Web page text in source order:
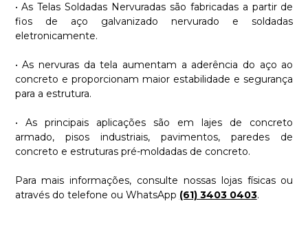
• As Telas Soldadas Nervuradas são fabricadas a partir de
fios de aço galvanizado nervurado e soldadas
eletronicamente.
• As nervuras da tela aumentam a aderência do aço ao
concreto e proporcionam maior estabilidade e segurança
para a estrutura.
• As principais aplicações são em lajes de concreto
armado, pisos industriais, pavimentos, paredes de
concreto e estruturas pré-moldadas de concreto.
Para mais informações, consulte nossas lojas físicas ou
através do telefone ou WhatsApp (61) 3403 0403.